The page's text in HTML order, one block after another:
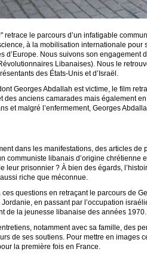
" retrace le parcours d’un infatigable
à la mobilisation internationale
d’Europe. Nous suivons son
Libanaises). Nous le
des États-Unis et d’Israël.
Georges Abdallah est victime, le film
des anciens camarades mais également
et malgré l’enfermement, Georges
dans les manifestations, des articles
communiste libanais d’origine
leur prisonnier ? À bien des égards,
riche que méconnue.
questions en retraçant le parcours de
en passant par l’occupation
de la jeunesse libanaise des années 1970.
notamment avec sa famille, des
de ses soutiens. Pour mettre en images
la première fois en France.